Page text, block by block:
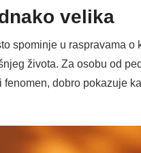
velika
spominje u raspravama
života. Za osobu od
dobro pokazuje